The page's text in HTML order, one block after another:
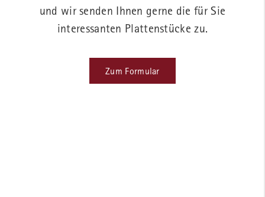
und wir senden Ihnen gerne die für Sie
interessanten Plattenstücke zu.
Zum Formular